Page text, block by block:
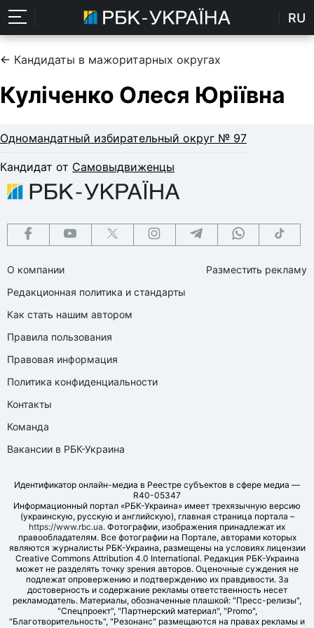
RU
← Кандидаты в мажоритарных округах
Куліченко Олеся Юріївна
Одномандатный избирательный округ № 97
Кандидат от Самовыдвиженцы
О компании
Редакционная политика и стандарты
Как стать нашим автором
Правила пользования
Правовая информация
Политика конфиденциальности
Контакты
Команда
Вакансии в РБК-Украина
Разместить рекламу
Идентификатор онлайн-медиа в Реестре субъектов в сфере медиа —
R40-05347
Информационный портал «РБК-Украина» имеет трехязычную версию
(украинскую, русскую и английскую), главная страница портала –
https://www.rbc.ua. Фотографии, изображения принадлежат их
правообладателям. Все фотографии на Портале, авторами которых
являются журналисты РБК-Украина, размещены на условиях лицензии
Creative Commons Attribution 4.0 International. Редакция РБК-Украина
может не разделять точку зрения авторов. Оценочные суждения не
подлежат опровержению и подтверждению их правдивости. За
достоверность и содержание рекламы ответственность несет
рекламодатель. Материалы, обозначенные плашкой: "Пресс-релизы",
"Спецпроект", "Партнерский материал", "Promo",
"Благотворительность", "Резонанс" размещаются на правах рекламы и